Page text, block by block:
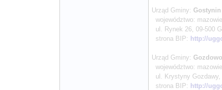
Urząd Gminy: Gostynin
województwo:
ul. Rynek 26, 09-500
strona BIP: http://
Urząd Gminy: Gozdowo
województwo:
ul. Krystyny
strona BIP: http://